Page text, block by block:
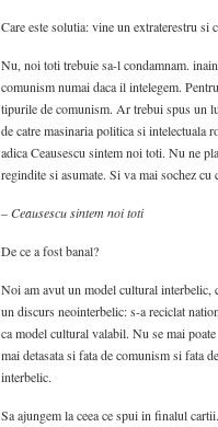
Care este solutia: vine un extraterestru si
Nu, noi toti trebuie sa-l condamnam.
comunism numai daca il intelegem.
tipurile de comunism. Ar trebui spus un
de catre masinaria politica si intelectuala
adica Ceausescu sintem noi toti. Nu ne
regindite si asumate. Si va mai sochez
– Ceausescu sintem noi toti
De ce a fost banal?
Noi am avut un model cultural interbelic,
un discurs neointerbelic: s-a reciclat
ca model cultural valabil. Nu se mai
mai detasata si fata de comunism si fata
interbelic.
Sa ajungem la ceea ce spui in finalul